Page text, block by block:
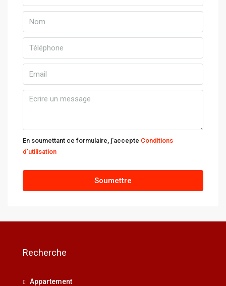
En soumettant ce formulaire, j'accepte Conditions
d'utilisation
Soumettre
Recherche
Appartement